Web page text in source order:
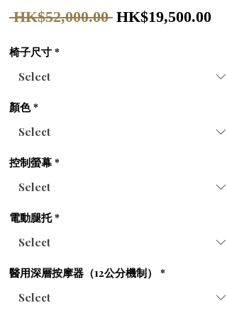
HK$52,000.00 Regular
HK$19,500.00
椅子尺寸 *
顏色 *
控制螢幕 *
電動腿托 *
醫用深層按摩器（12公分機制） *